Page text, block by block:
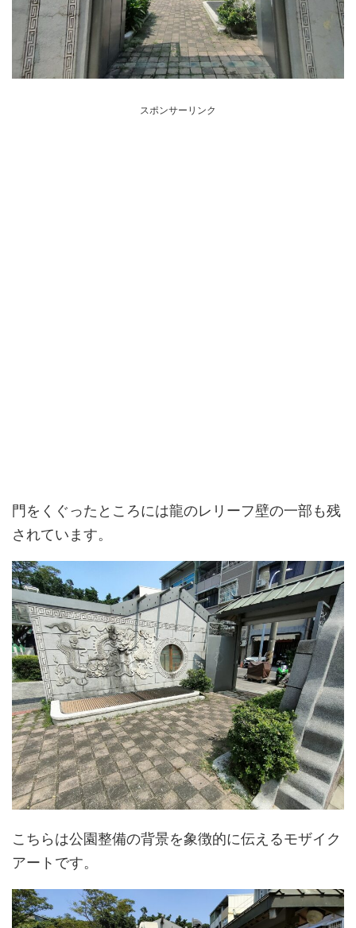
スポンサーリンク
門をくぐったところには龍のレリーフ壁の一部も残
されています。
こちらは公園整備の背景を象徴的に伝えるモザイク
アートです。